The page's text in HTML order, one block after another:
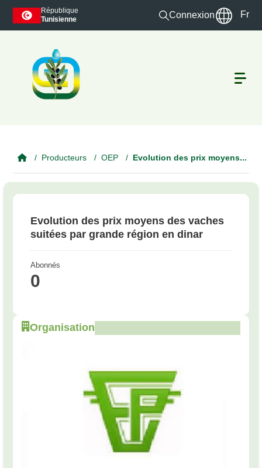
Skip to main content
République
Tunisienne
Connexion Fr
Producteurs OEP Evolution des prix moyens...
Evolution des prix moyens des vaches
suitées par grande région en dinar
Abonnés
0
Organisation